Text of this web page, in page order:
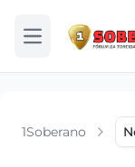
Abrir menu
1Soberano